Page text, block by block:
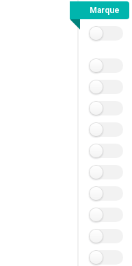
Marque